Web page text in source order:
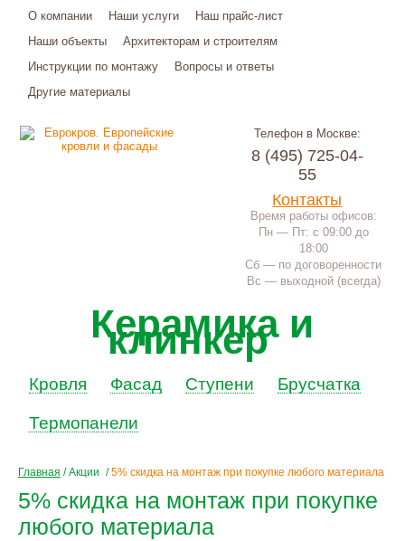
О компании Наши услуги
Наш прайс-лист
Наши объекты
Архитекторам и строителям
Инструкции по монтажу
Вопросы и ответы
Другие материалы
Телефон в Москве:
8 (495) 725-04-
55
Контакты
Время работы офисов:
Пн — Пт: с 09:00 до
18:00
Сб — по договоренности
Вс — выходной (всегда)
Керамика и
клинкер
Кровля Фасад Ступени Брусчатка
Термопанели
Главная /Акции /5% скидка на монтаж при покупке любого материала
5% скидка на монтаж при покупке
любого материала